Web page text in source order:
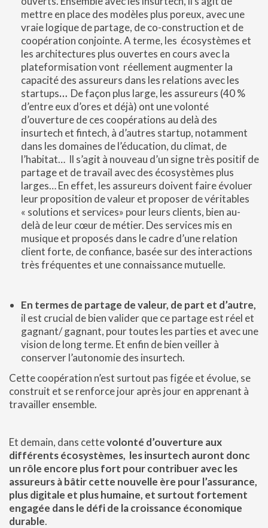
mettre en place des modèles plus poreux, avec une
vraie logique de partage, de co-construction et de
coopération conjointe. A terme, les écosystèmes et
les architectures plus ouvertes en cours avec la
plateformisation vont réellement augmenter la
capacité des assureurs dans les relations avec les
startups… De façon plus large, les assureurs (40 %
d’entre eux d’ores et déjà) ont une volonté
d’ouverture de ces coopérations au delà des
insurtech et fintech, à d’autres startup, notamment
dans les domaines de l’éducation, du climat, de
l’habitat… Il s’agit à nouveau d’un signe très positif de
partage et de travail avec des écosystèmes plus
larges… En effet, les assureurs doivent faire évoluer
leur proposition de valeur et proposer de véritables
« solutions et services» pour leurs clients, bien au-
delà de leur cœur de métier. Des services mis en
musique et proposés dans le cadre d’une relation
client forte, de confiance, basée sur des interactions
très fréquentes et une connaissance mutuelle.
En termes de partage de valeur, de part et d’autre,
il est crucial de bien valider que ce partage est réel et
gagnant/ gagnant, pour toutes les parties et avec une
vision de long terme. Et enfin de bien veiller à
conserver l’autonomie des insurtech.
Cette coopération n’est surtout pas figée et évolue, se
construit et se renforce jour après jour en apprenant à
travailler ensemble.
Et demain, dans cettevolonté d’ouverture aux
différents écosystèmes, les insurtech auront donc
un rôle encore plus fort pour contribuer avec les
assureurs à bâtir cette nouvelle ère pour l’assurance,
plus digitale et plus humaine, et surtout fortement
engagée dans le défi de la croissance économique
durable.